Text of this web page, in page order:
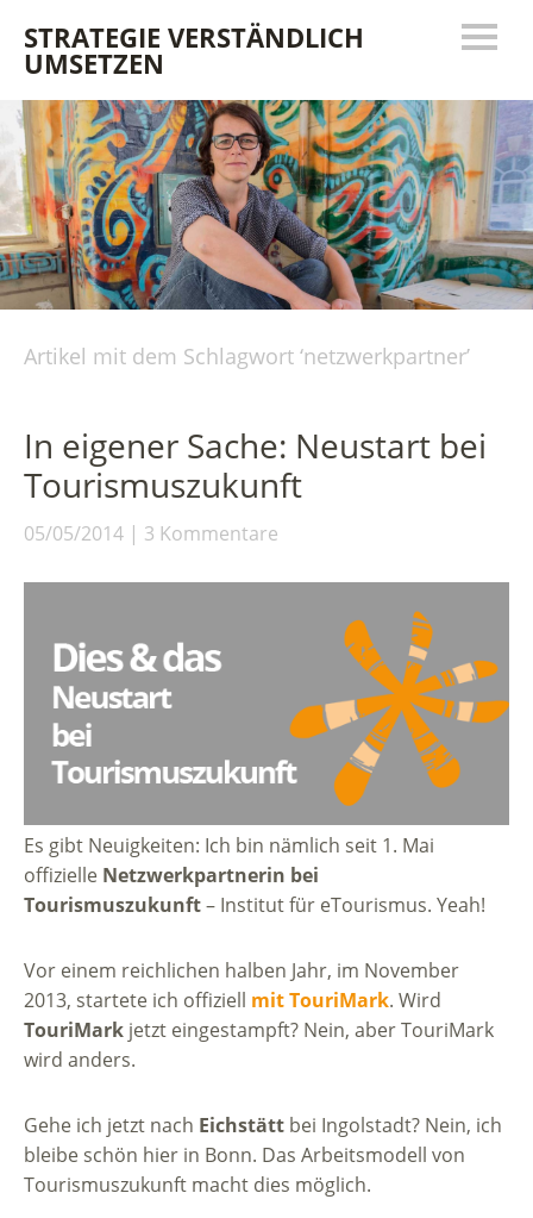
STRATEGIE VERSTÄNDLICH
UMSETZEN
Artikel mit dem Schlagwort ‘netzwerkpartner’
In eigener Sache: Neustart bei
Tourismuszukunft
05/05/2014 3 Kommentare
Es gibt Neuigkeiten: Ich bin nämlich seit 1. Mai
offizielle Netzwerkpartnerin bei
Tourismuszukunft– Institut für eTourismus. Yeah!
Vor einem reichlichen halben Jahr, im November
2013, startete ich offiziell mit TouriMark. Wird
TouriMark jetzt eingestampft? Nein, aber TouriMark
wird anders.
Gehe ich jetzt nach Eichstätt bei Ingolstadt? Nein, ich
bleibe schön hier in Bonn. Das Arbeitsmodell von
Tourismuszukunft macht dies möglich.